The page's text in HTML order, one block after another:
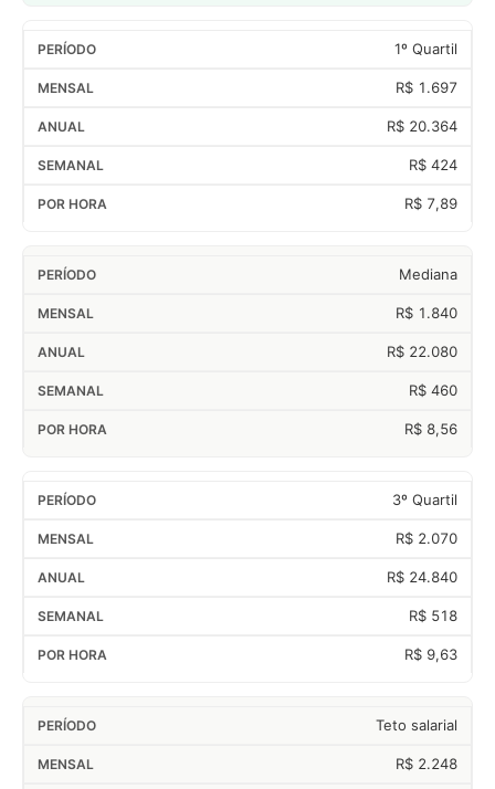
1º Quartil
R$ 1.697
R$ 20.364
R$ 424
R$ 7,89
Mediana
R$ 1.840
R$ 22.080
R$ 460
R$ 8,56
3º Quartil
R$ 2.070
R$ 24.840
R$ 518
R$ 9,63
Teto salarial
R$ 2.248